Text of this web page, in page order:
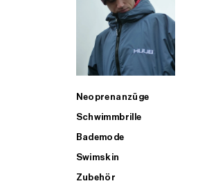
Neoprenanzüge
Schwimmbrille
Bademode
Swimskin
Zubehör